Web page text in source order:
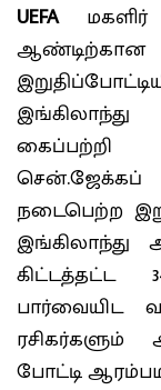
UEFAமகளிர்
கைப்பற்றி
நடைபெற்ற
இங்கிலாந்து
கிட்டத்தட்ட
பார்வையிட
ரசிகர்களும்
போட்டி